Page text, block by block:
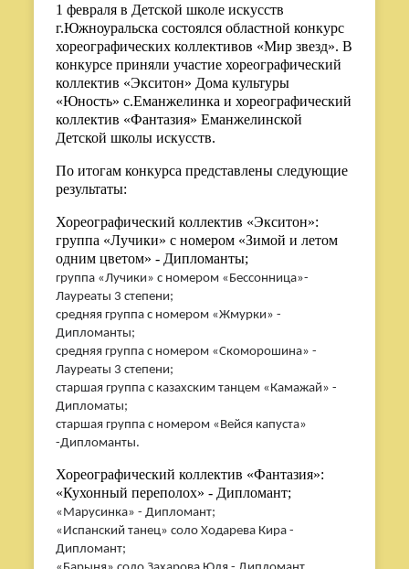
1 февраля в Детской школе искусств
г.Южноуральска состоялся областной конкурс
хореографических коллективов «Мир звезд». В
конкурсе приняли участие хореографический
коллектив «Экситон» Дома культуры
«Юность» с.Еманжелинка и хореографический
коллектив «Фантазия» Еманжелинской
Детской школы искусств.
По итогам конкурса представлены следующие
результаты:
Хореографический коллектив «Экситон»:
группа «Лучики» с номером «Зимой и летом
одним цветом» - Дипломанты;
группа «Лучики» с номером «Бессонница»-
Лауреаты 3 степени;
средняя группа с номером «Жмурки» -
Дипломанты;
средняя группа с номером «Скоморошина» -
Лауреаты 3 степени;
старшая группа с казахским танцем «Камажай» -
Дипломаты;
старшая группа с номером «Вейся капуста»
-Дипломанты.
Хореографический коллектив «Фантазия»:
«Кухонный переполох» - Дипломант;
«Марусинка» - Дипломант;
«Испанский танец» соло Ходарева Кира -
Дипломант;